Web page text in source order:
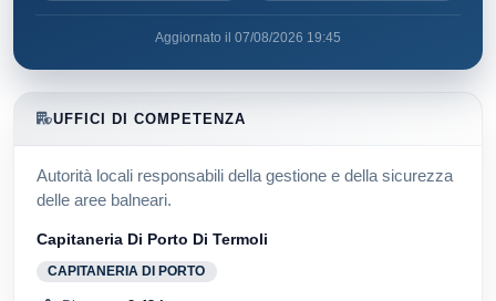
Aggiornato il 07/08/2026 19:45
UFFICI DI COMPETENZA
Autorità locali responsabili della gestione e della sicurezza
delle aree balneari.
Capitaneria Di Porto Di Termoli
CAPITANERIA DI PORTO